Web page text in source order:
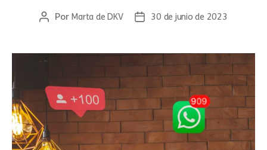
Por Marta de DKV 30 de junio de 2023